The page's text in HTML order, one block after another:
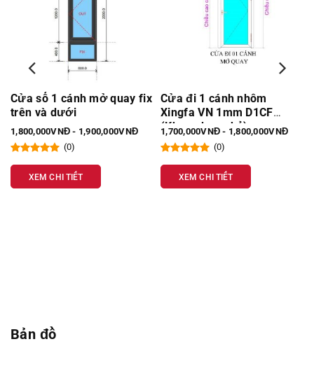
Cửa sổ 1 cánh mở quay fix
trên và dưới
1,800,000VNĐ - 1,900,000VNĐ
(0)
XEM CHI TIẾT
Cửa đi 1 cánh nhôm
Xingfa VN 1mm D1CF
(Khung bao nhỏ)
1,700,000VNĐ - 1,800,000VNĐ
(0)
XEM CHI TIẾT
Bản đồ